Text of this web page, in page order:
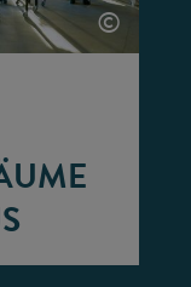
©